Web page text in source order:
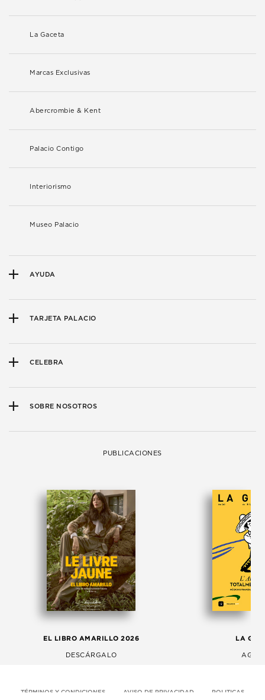
La Gaceta
Marcas Exclusivas
Abercrombie & Kent
Palacio Contigo
Interiorismo
Museo Palacio
AYUDA
TARJETA PALACIO
CELEBRA
SOBRE NOSOTROS
PUBLICACIONES
EL LIBRO AMARILLO 2026
DESCÁRGALO
LA
TÉRMINOS Y CONDICIONES AVISO DE PRIVACIDAD POLITICAS